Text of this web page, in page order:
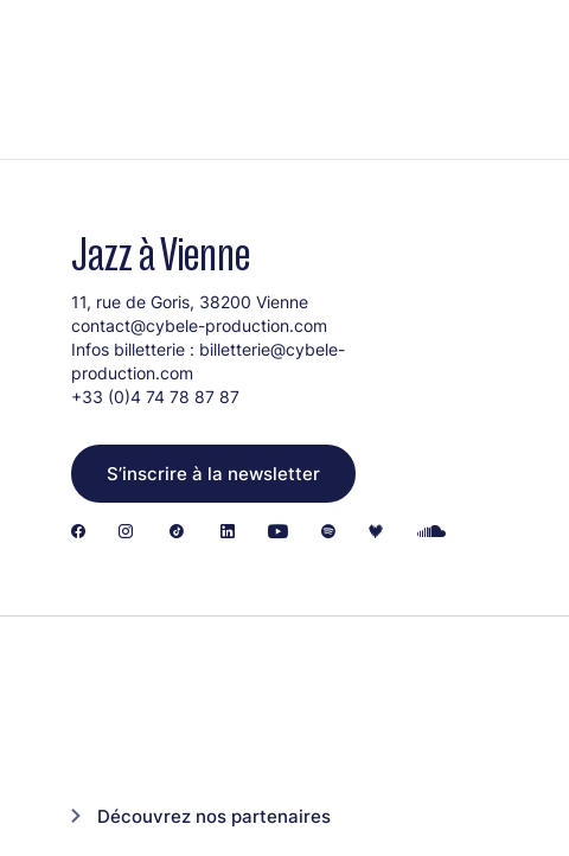
Jazz à Vienne
11, rue de Goris, 38200 Vienne
contact@cybele-production.com
Infos billetterie : billetterie@cybele-
production.com
+33 (0)4 74 78 87 87
S’inscrire à la newsletter
Découvrez nos partenaires